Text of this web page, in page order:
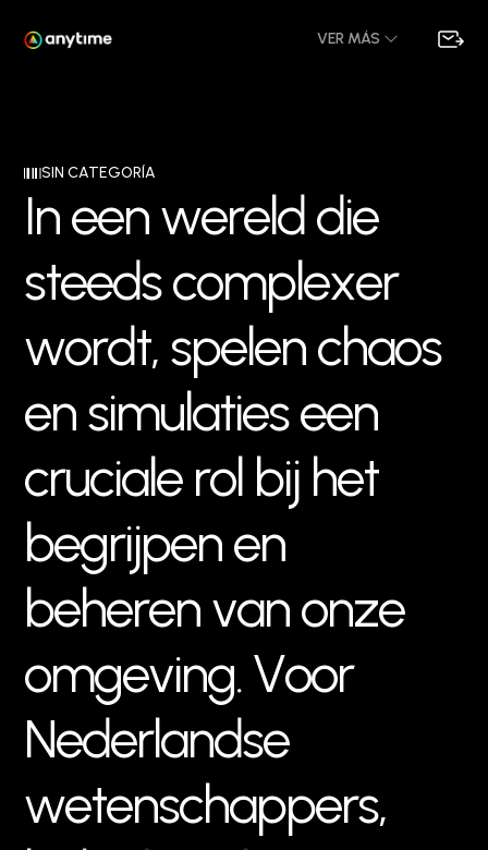
VER MÁS
SIN CATEGORÍA
Ineenwerelddie
steedscomplexer
wordt, spelenchaos
ensimulatieseen
cruciale rol bij het
begrijpenen
beherenvanonze
omgeving.Voor
Nederlandse
wetenschappers,